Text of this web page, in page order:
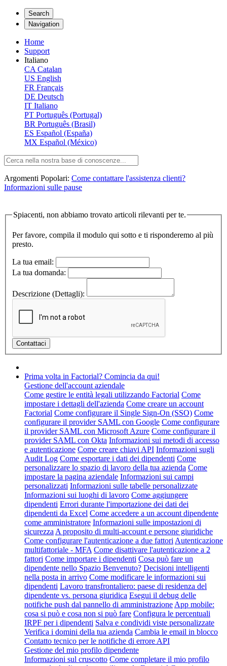
Search
Navigation
Home
Support
Italiano
CA Catalan
US English
FR Français
DE Deutsch
IT Italiano
PT Português (Portugal)
BR Português (Brasil)
ES Español (España)
MX Español (México)
Argomenti Popolari: Come contattare l'assistenza clienti?
Informazioni sulle pause
Spiacenti, non abbiamo trovato articoli rilevanti per te.
Per favore, compila il modulo qui sotto e ti risponderemo al più
presto.
La tua email:
La tua domanda:
Descrizione (Dettagli):
Prima volta in Factorial? Comincia da qui!
Gestione dell'account aziendale
Come gestire le entità legali utilizzando Factorial Come
impostare i dettagli dell'azienda Come creare un account
Factorial Come configurare il Single Sign-On (SSO) Come
configurare il provider SAML con Google Come configurare
il provider SAML con Microsoft Azure Come configurare il
provider SAML con Okta Informazioni sui metodi di accesso
e autenticazione Come creare chiavi API Informazioni sugli
Audit Log Come esportare i dati dei dipendenti Come
personalizzare lo spazio di lavoro della tua azienda Come
impostare la pagina aziendale Informazioni sui campi
personalizzati Informazioni sulle tabelle personalizzate
Informazioni sui luoghi di lavoro Come aggiungere
dipendenti Errori durante l'importazione dei dati dei
dipendenti da Excel Come accedere a un account dipendente
come amministratore Informazioni sulle impostazioni di
sicurezza A proposito di multi-account e persone giuridiche
Come configurare l'autenticazione a due fattori Autenticazione
multifattoriale - MFA Come disattivare l'autenticazione a 2
fattori Come importare i dipendenti Cosa può fare un
dipendente nello Spazio Benvenuto? Decisioni intelligenti
nella posta in arrivo Come modificare le informazioni sui
dipendenti Lavoro transfrontaliero: paese di residenza del
dipendente vs. persona giuridica Esegui il debug delle
notifiche push dal pannello di amministrazione App mobile:
cosa si può e cosa non si può fare Configura le percentuali
IRPF per i dipendenti Salva e condividi viste personalizzate
Verifica i domini della tua azienda Cambia le email in blocco
Contatto tecnico per le notifiche di errore API
Gestione del mio profilo dipendente
Informazioni sul cruscotto Come completare il mio profilo